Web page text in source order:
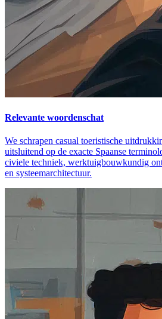
Relevante woordenschat
We schrapen casual toeristische
uitsluitend op de exacte Spaanse
civiele techniek, werktuigbouwkundig
en systeemarchitectuur.